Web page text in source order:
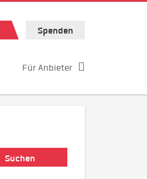
Spenden
Für Anbieter